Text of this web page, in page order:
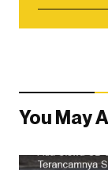
You May